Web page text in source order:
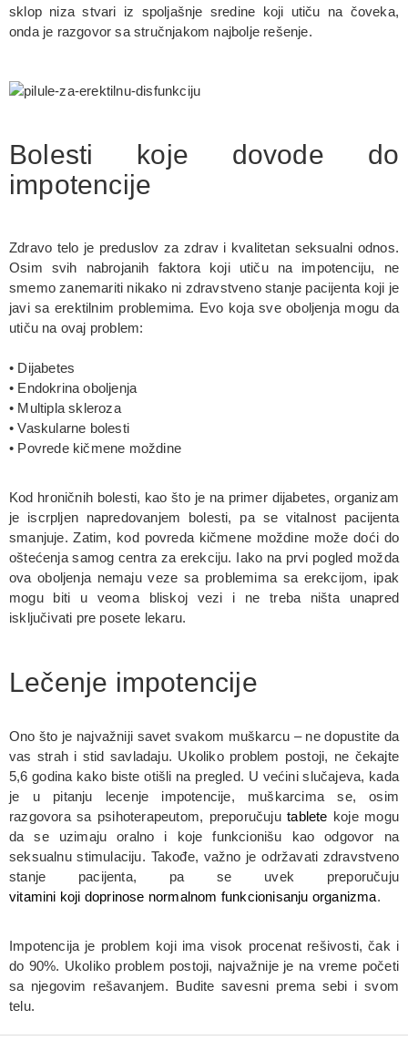
sklop niza stvari iz spoljašnje sredine koji utiču na čoveka,
onda je razgovor sa stručnjakom najbolje rešenje.
Bolesti koje dovode do
impotencije
Zdravo telo je preduslov za zdrav i kvalitetan seksualni odnos.
Osim svih nabrojanih faktora koji utiču na impotenciju, ne
smemo zanemariti nikako ni zdravstveno stanje pacijenta koji je
javi sa erektilnim problemima. Evo koja sve oboljenja mogu da
utiču na ovaj problem:
• Dijabetes
• Endokrina oboljenja
• Multipla skleroza
• Vaskularne bolesti
• Povrede kičmene moždine
Kod hroničnih bolesti, kao što je na primer dijabetes, organizam
je iscrpljen napredovanjem bolesti, pa se vitalnost pacijenta
smanjuje. Zatim, kod povreda kičmene moždine može doći do
oštećenja samog centra za erekciju. Iako na prvi pogled možda
ova oboljenja nemaju veze sa problemima sa erekcijom, ipak
mogu biti u veoma bliskoj vezi i ne treba ništa unapred
isključivati pre posete lekaru.
Lečenje impotencije
Ono što je najvažniji savet svakom muškarcu – ne dopustite da
vas strah i stid savladaju. Ukoliko problem postoji, ne čekajte
5,6 godina kako biste otišli na pregled. U većini slučajeva, kada
je u pitanju lecenje impotencije, muškarcima se, osim
razgovora sa psihoterapeutom, preporučujutablete koje mogu
da se uzimaju oralno i koje funkcionišu kao odgovor na
seksualnu stimulaciju. Takođe, važno je održavati zdravstveno
stanje pacijenta, pa se uvek preporučuju
vitamini koji doprinose normalnom funkcionisanju organizma.
Impotencija je problem koji ima visok procenat rešivosti, čak i
do 90%. Ukoliko problem postoji, najvažnije je na vreme početi
sa njegovim rešavanjem. Budite savesni prema sebi i svom
telu.